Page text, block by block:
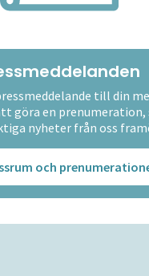
till din
göra en prenumeration,
nyheter från oss
och